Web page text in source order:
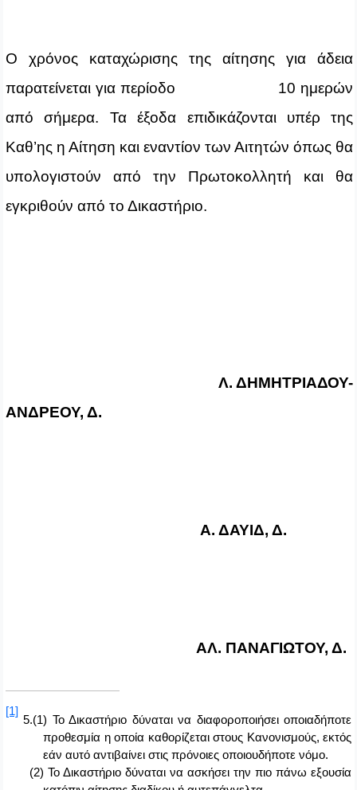
Ο χρόνος καταχώρισης της αίτησης για άδεια
παρατείνεται για περίοδο 10 ημερών
από σήμερα. Τα έξοδα επιδικάζονται υπέρ της
Καθ’ης η Αίτηση και εναντίον των Αιτητών όπως θα
υπολογιστούν από την Πρωτοκολλητή και θα
εγκριθούν από το Δικαστήριο.
Λ. ΔΗΜΗΤΡΙΑΔΟΥ-
ΑΝΔΡΕΟΥ, Δ.
Α. ΔΑΥΙΔ, Δ.
ΑΛ. ΠΑΝΑΓΙΩΤΟΥ, Δ.
[1]
5.(1) Το Δικαστήριο δύναται να διαφοροποιήσει οποιαδήποτε
προθεσμία η οποία καθορίζεται στους Κανονισμούς, εκτός
εάν αυτό αντιβαίνει στις πρόνοιες οποιουδήποτε νόμο.
(2) Το Δικαστήριο δύναται να ασκήσει την πιο πάνω εξουσία